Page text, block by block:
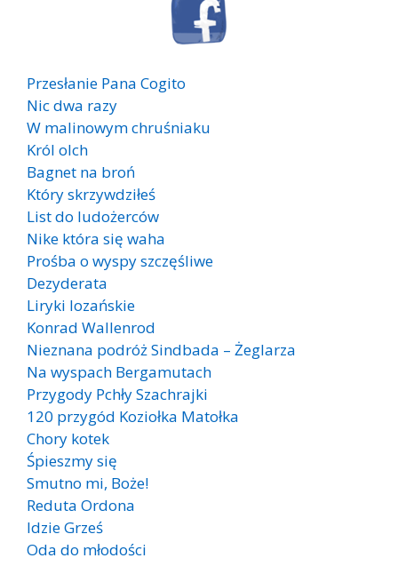
Przesłanie Pana Cogito
Nic dwa razy
W malinowym chruśniaku
Król olch
Bagnet na broń
Który skrzywdziłeś
List do ludożerców
Nike która się waha
Prośba o wyspy szczęśliwe
Dezyderata
Liryki lozańskie
Konrad Wallenrod
Nieznana podróż Sindbada – Żeglarza
Na wyspach Bergamutach
Przygody Pchły Szachrajki
120 przygód Koziołka Matołka
Chory kotek
Śpieszmy się
Smutno mi, Boże!
Reduta Ordona
Idzie Grześ
Oda do młodości